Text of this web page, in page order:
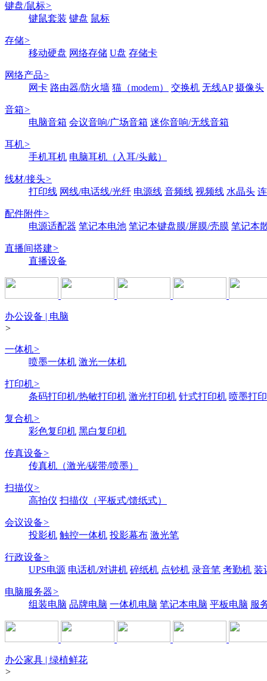
键盘/鼠标>
键鼠套装 键盘 鼠标
存储>
移动硬盘 网络存储 U盘 存储卡
网络产品>
网卡 路由器/防火墙 猫（modem） 交换机 无线AP 摄像头
音箱>
电脑音箱 会议音响/广场音箱 迷你音响/无线音箱
耳机>
手机耳机 电脑耳机（入耳/头戴）
线材/接头>
打印线 网线/电话线/光纤 电源线 音频线 视频线 水晶头
配件附件>
电源适配器 笔记本电池 笔记本键盘膜/屏膜/壳膜 笔记本
直播间搭建>
直播设备
办公设备 | 电脑
>
一体机>
喷墨一体机 激光一体机
打印机>
条码打印机/热敏打印机 激光打印机 针式打印机 喷墨打
复合机>
彩色复印机 黑白复印机
传真设备>
传真机（激光/碳带/喷墨）
扫描仪>
高拍仪 扫描仪（平板式/馈纸式）
会议设备>
投影机 触控一体机 投影幕布 激光笔
行政设备>
UPS电源 电话机/对讲机 碎纸机 点钞机 录音笔 考勤机 装
电脑服务器>
组装电脑 品牌电脑 一体机电脑 笔记本电脑 平板电脑 服
办公家具 | 绿植鲜花
>